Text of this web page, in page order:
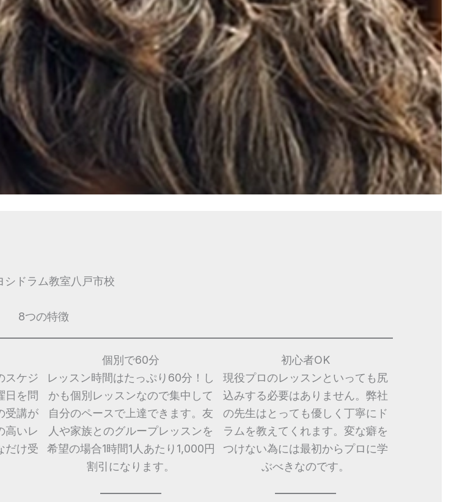
シドラム教室八戸市校
8つの特徴
スケジ
日を問
受講が
高いレ
だけ受
個別で60分
レッスン時間はたっぷり60分！し
かも個別レッスンなので集中して
自分のペースで上達できます。友
人や家族とのグループレッスンを
希望の場合1時間1人あたり1,000円
割引になります。
初心者OK
現役プロのレッスンといっても尻
込みする必要はありません。弊社
の先生はとっても優しく丁寧にド
ラムを教えてくれます。変な癖を
つけない為には最初からプロに学
ぶべきなのです。